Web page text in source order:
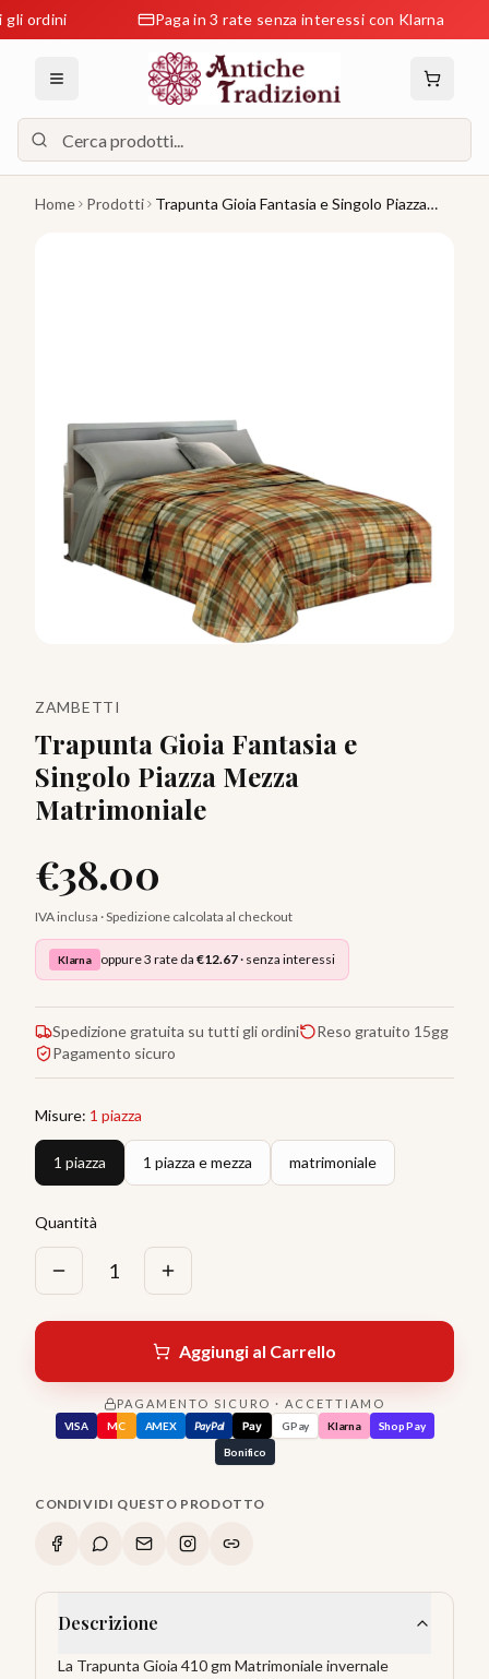
Paga in 3 rate senza interessi con Klarna
Home Prodotti
Trapunta Gioia Fantasia e Singolo Piazza
ZAMBETTI
Trapunta Gioia Fantasia e
Singolo Piazza Mezza
Matrimoniale
€38.00
IVA inclusa · Spedizione calcolata al checkout
Klarna oppure 3 rate da €12.67· senza interessi
Spedizione gratuita su tutti gli ordini
Reso gratuito 15gg
Pagamento sicuro
Misure: 1 piazza
1 piazza 1 piazza e mezza matrimoniale
Quantità
1
Aggiungi al Carrello
PAGAMENTO SICURO · ACCETTIAMO
VISA MC AMEX PayPal Pay GPay Klarna
Shop Pay
Bonifico
CONDIVIDI QUESTO PRODOTTO
Descrizione
La Trapunta Gioia 410 gm Matrimoniale invernale